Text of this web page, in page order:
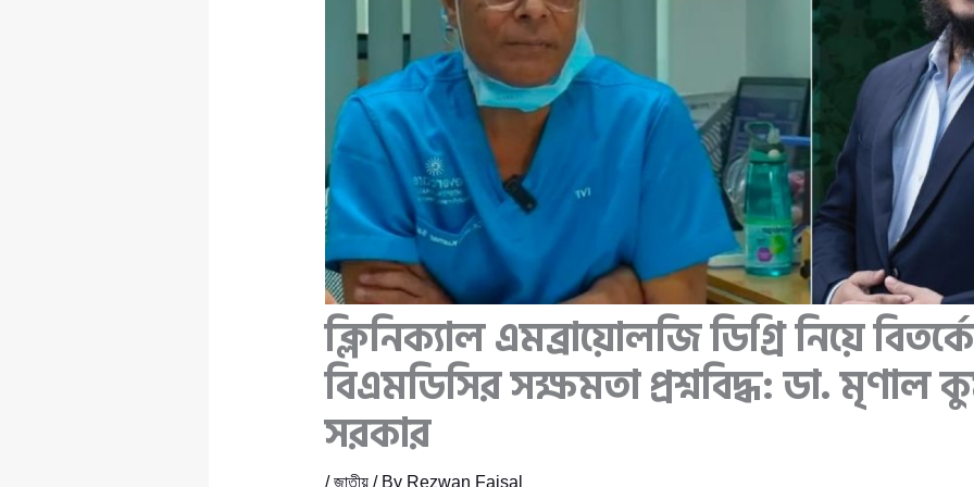
ক্লিনিক্যাল এমব্রায়োলজি ডিগ্রি নিয়ে বিতর্কে
বিএমডিসির সক্ষমতা প্রশ্নবিদ্ধ: ডা. মৃণাল
সরকার
/জাতীয়/ By Rezwan Faisal